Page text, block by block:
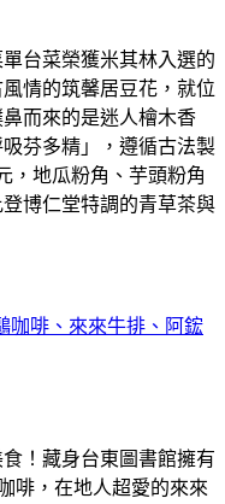
台菜榮獲米其林入選的
情的筑馨居豆花，就位
而來的是迷人檜木香
芬多精」，遵循古法製
，地瓜粉角、芋頭粉角
博仁堂特調的青草茶與
咖啡、來來牛排、阿鋐
！藏身台東圖書館擁有
啡，在地人超愛的來來